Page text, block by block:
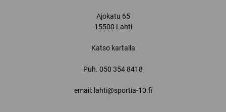
Ajokatu 65
15500 Lahti
Katso kartalla
Puh. 050 354 8418
email: lahti@sportia-10.fi